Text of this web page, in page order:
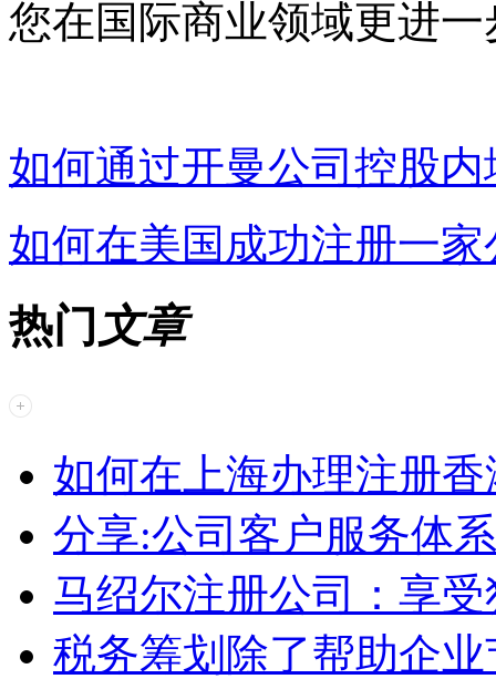
您在国际商业领域更进一
如何通过开曼公司控股
如何在美国成功注册一
热门 文章
如何在上海办理注册
分享:公司客户服务体系
马绍尔注册公司：享
税务筹划除了帮助企